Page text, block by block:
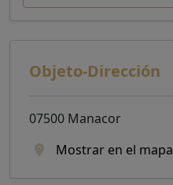
Objeto-Dirección
07500 Manacor
Mostrar en el mapa